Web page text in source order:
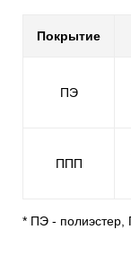
Покрытие
ПЭ
ППП
* ПЭ -